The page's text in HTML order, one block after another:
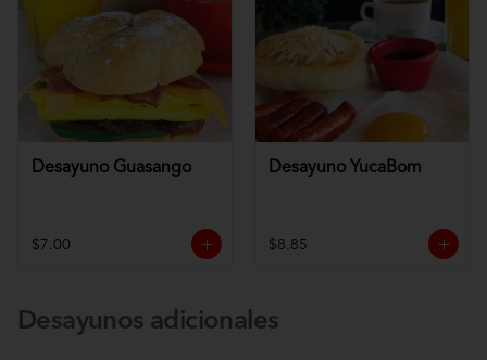
Desayuno Guasango
$7.00
Desayuno YucaBom
$8.85
Desayunos adicionales